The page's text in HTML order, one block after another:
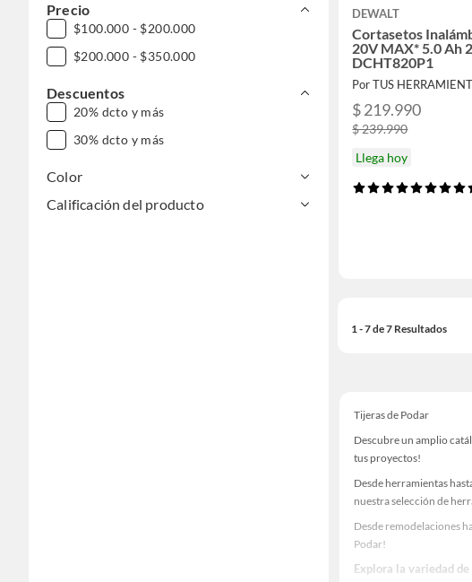
Precio
$100.000 - $200.000
$200.000 - $350.000
Descuentos
20% dcto y más
30% dcto y más
Color
Calificación del producto
DEWALT
Cortasetos
20V MAX* 5.0 Ah
DCHT820P1
Por TUS
$ 219.990
$ 239.990
Llega hoy
1 - 7 de 7 Resultados
Tijeras de Podar
Descubre un amplio
tus proyectos!
Desde herramientas
nuestra selección de
Desde remodelaciones
Podar!
Explora la variedad